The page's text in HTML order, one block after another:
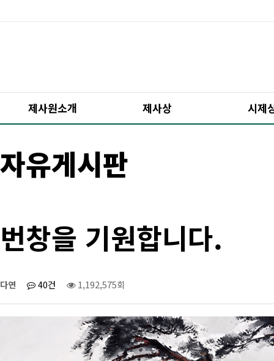
제사원소개 제사상 시제
자유게시판
번창을 기원합니다.
다연 40건 1,192,575회